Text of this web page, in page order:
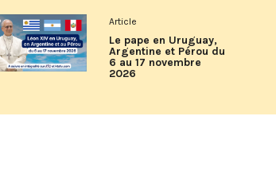
Article
Le pape en Uruguay,
Argentine et Pérou du
6 au 17 novembre
2026